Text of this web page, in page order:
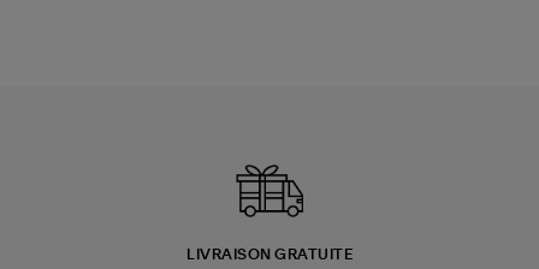
LIVRAISON GRATUITE